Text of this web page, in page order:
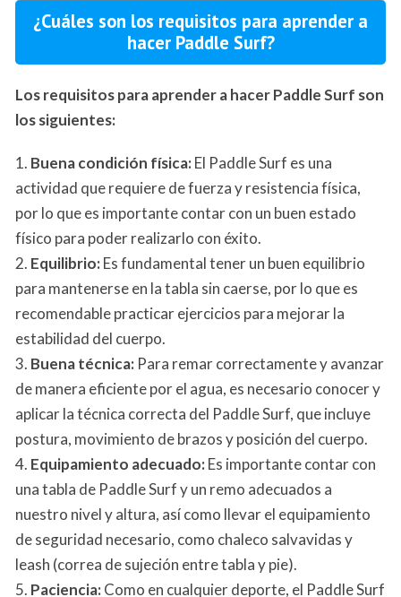
¿Cuáles son los requisitos para aprender a
hacer Paddle Surf?
Los requisitos para aprender a hacer Paddle Surf son
los siguientes:
1. Buena condición física:El Paddle Surf es una
actividad que requiere de fuerza y resistencia física,
por lo que es importante contar con un buen estado
físico para poder realizarlo con éxito.
2. Equilibrio:Es fundamental tener un buen equilibrio
para mantenerse en la tabla sin caerse, por lo que es
recomendable practicar ejercicios para mejorar la
estabilidad del cuerpo.
3. Buena técnica: Para remar correctamente y avanzar
de manera eficiente por el agua, es necesario conocer y
aplicar la técnica correcta del Paddle Surf, que incluye
postura, movimiento de brazos y posición del cuerpo.
4. Equipamiento adecuado:Es importante contar con
una tabla de Paddle Surf y un remo adecuados a
nuestro nivel y altura, así como llevar el equipamiento
de seguridad necesario, como chaleco salvavidas y
leash (correa de sujeción entre tabla y pie).
5. Paciencia:Como en cualquier deporte, el Paddle Surf